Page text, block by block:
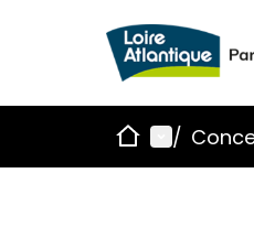
AccueilMenu
/